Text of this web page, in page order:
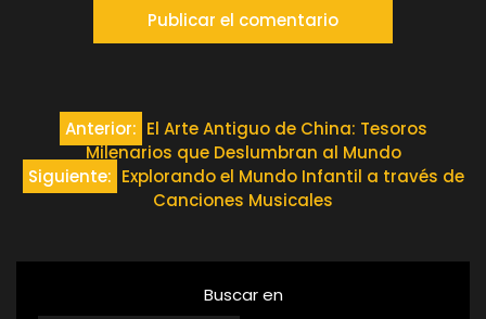
Navegación
de
Anterior: El Arte Antiguo de China: Tesoros
Milenarios que Deslumbran al Mundo
Siguiente: Explorando el Mundo Infantil a través de
Canciones Musicales
Buscar en